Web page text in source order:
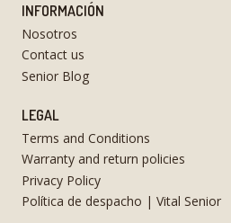
INFORMACIÓN
Nosotros
Contact us
Senior Blog
LEGAL
Terms and Conditions
Warranty and return policies
Privacy Policy
Política de despacho | Vital Senior